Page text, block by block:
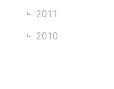
2011
2010